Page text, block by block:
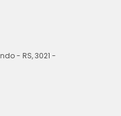
- RS, 3021 -